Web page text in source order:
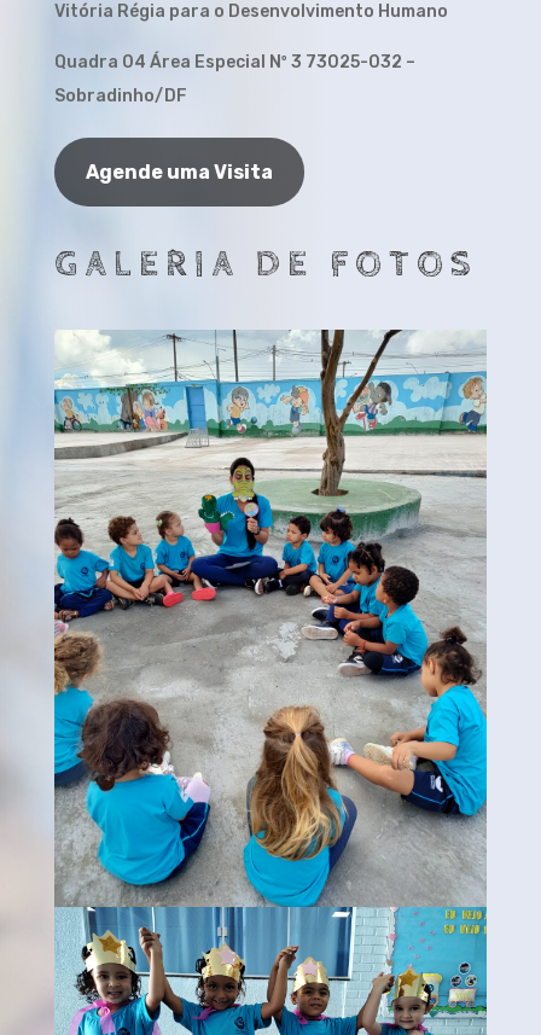
Vitória Régia para o Desenvolvimento Humano
Quadra 04 Área Especial Nº 3 73025-032 –
Sobradinho/DF
Agende uma Visita
GALERIA DE FOTOS